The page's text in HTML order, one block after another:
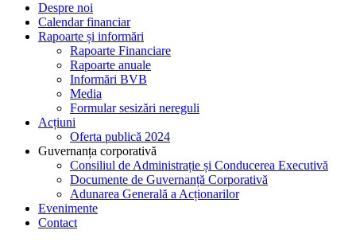
Despre noi
Calendar financiar
Rapoarte și informări
Rapoarte Financiare
Rapoarte anuale
Informări BVB
Media
Formular sesizări nereguli
Acțiuni
Oferta publică 2024
Guvernanța corporativă
Consiliul de Administrație și Conducerea Executivă
Documente de Guvernanță Corporativă
Adunarea Generală a Acționarilor
Evenimente
Contact